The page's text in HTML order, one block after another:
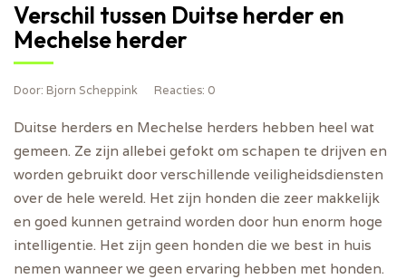
Verschil tussen Duitse herder en
Mechelse herder
Door: Bjorn Scheppink Reacties: 0
Duitse herders en Mechelse herders hebben heel wat
gemeen. Ze zijn allebei gefokt om schapen te drijven en
worden gebruikt door verschillende veiligheidsdiensten
over de hele wereld. Het zijn honden die zeer makkelijk
en goed kunnen getraind worden door hun enorm hoge
intelligentie. Het zijn geen honden die we best in huis
nemen wanneer we geen ervaring hebben met honden.